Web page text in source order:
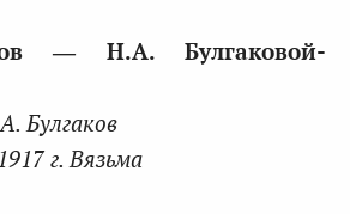
― Н.А. Булгаковой-
Булгаков
г. Вязьма